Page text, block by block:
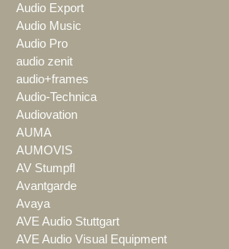
Audio Export
Audio Music
Audio Pro
audio zenit
audio+frames
Audio-Technica
Audiovation
AUMA
AUMOVIS
AV Stumpfl
Avantgarde
Avaya
AVE Audio Stuttgart
AVE Audio Visual Equipment